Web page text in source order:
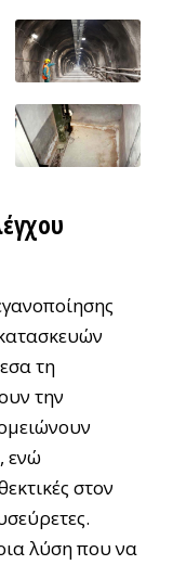
τη
την
ενώ
στον
λύση που να